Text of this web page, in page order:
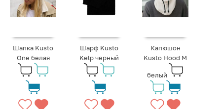
Шапка Kusto
One белая
Шарф Kusto
Kelp черный
Капюшон
Kusto Hood M
белый